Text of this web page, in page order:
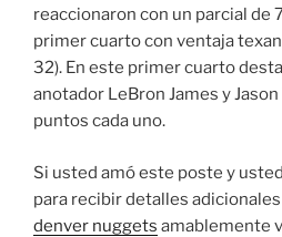
reaccionaron con un parcial de
primer cuarto con ventaja
32). En este primer cuarto
anotador LeBron James y
puntos cada uno.
Si usted amó este poste y
para recibir detalles
denver nuggets amablemente